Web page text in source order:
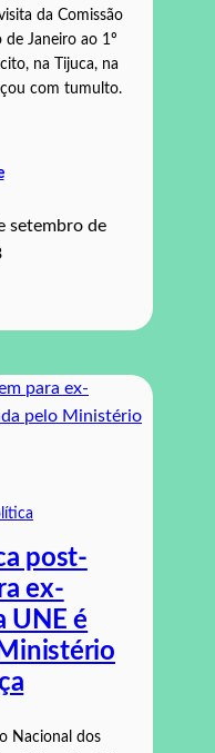
da Comissão
de Janeiro ao 1º
na Tijuca, na
com tumulto.
setembro de
post-
ex-
UNE é
Nacional dos